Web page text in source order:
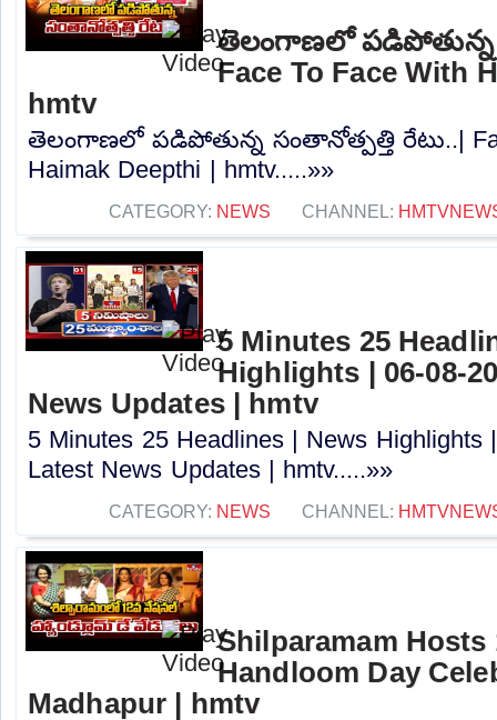
తెలంగాణలో పడిపోతున్న
Face To Face With
hmtv
తెలంగాణలో పడిపోతున్న సంతానోత్పత్తి రేటు..|
Haimak Deepthi | hmtv.....»»
CATEGORY: NEWS CHANNEL:
5 Minutes 25
Highlights | 06-08-
News Updates | hmtv
5 Minutes 25 Headlines | News Highlights
Latest News Updates | hmtv.....»»
CATEGORY: NEWS CHANNEL:
Shilparamam Hosts
Handloom Day
Madhapur | hmtv